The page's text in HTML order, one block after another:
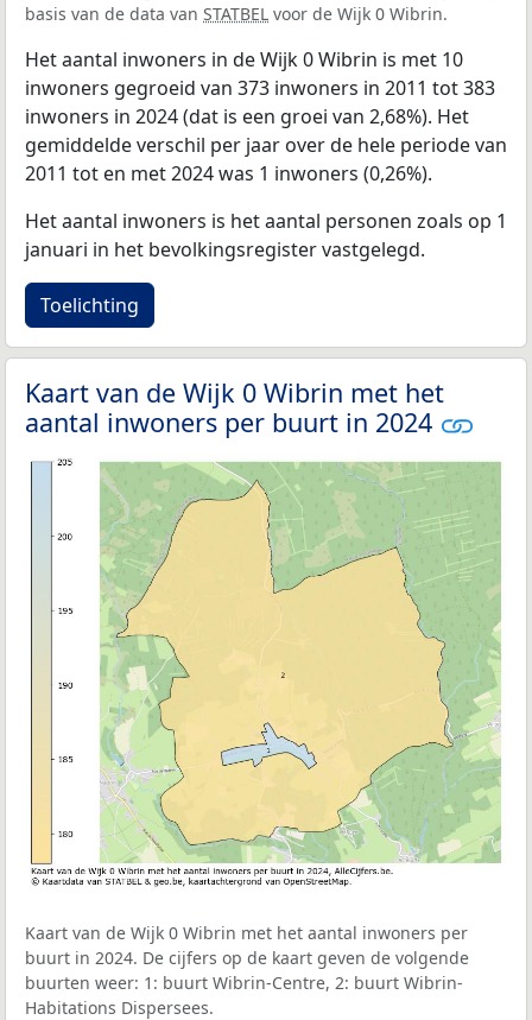
basis van de data van STATBEL voor de Wijk 0 Wibrin.
Het aantal inwoners in de Wijk 0 Wibrin is met 10
inwoners gegroeid van 373 inwoners in 2011 tot 383
inwoners in 2024 (dat is een groei van 2,68%). Het
gemiddelde verschil per jaar over de hele periode van
2011 tot en met 2024 was 1 inwoners (0,26%).
Het aantal inwoners is het aantal personen zoals op 1
januari in het bevolkingsregister vastgelegd.
Toelichting
Kaart van de Wijk 0 Wibrin met het
aantal inwoners per buurt in 2024
Kaart van de Wijk 0 Wibrin met het aantal inwoners per
buurt in 2024. De cijfers op de kaart geven de volgende
buurten weer: 1: buurt Wibrin-Centre, 2: buurt Wibrin-
Habitations Dispersees.